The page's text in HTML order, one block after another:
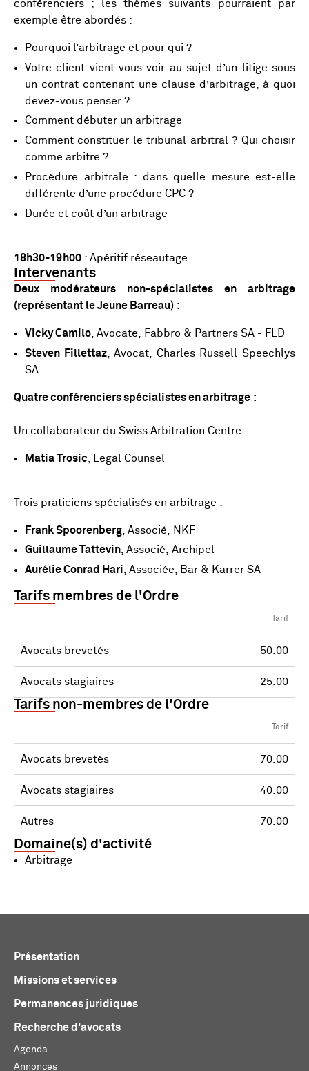
conférenciers ; les thèmes suivants pourraient par
exemple être abordés :
Pourquoi l’arbitrage et pour qui ?
Votre client vient vous voir au sujet d’un litige sous
un contrat contenant une clause d’arbitrage, à quoi
devez-vous penser ?
Comment débuter un arbitrage
Comment constituer le tribunal arbitral ? Qui choisir
comme arbitre ?
Procédure arbitrale : dans quelle mesure est-elle
différente d’une procédure CPC ?
Durée et coût d’un arbitrage
18h30-19h00 : Apéritif réseautage
Intervenants
Deux modérateurs non-spécialistes en arbitrage
(représentant le Jeune Barreau) :
Vicky Camilo , Avocate, Fabbro & Partners SA - FLD
Steven Fillettaz, Avocat, Charles Russell Speechlys
SA
Quatre conférenciers spécialistes en arbitrage :
Un collaborateur du Swiss Arbitration Centre :
Matia Trosic , Legal Counsel
Trois praticiens spécialisés en arbitrage :
Frank Spoorenberg , Associé, NKF
Guillaume Tattevin, Associé, Archipel
Aurélie Conrad Hari , Associée, Bär & Karrer SA
Tarifs membres de l'Ordre
Tarif
Avocats brevetés 50.00
Avocats stagiaires 25.00
Tarifs non-membres de l'Ordre
Tarif
Avocats brevetés 70.00
Avocats stagiaires 40.00
Autres 70.00
Domaine(s) d'activité
Arbitrage
Présentation
Missions et services
Permanences juridiques
Recherche d'avocats
Agenda
Annonces